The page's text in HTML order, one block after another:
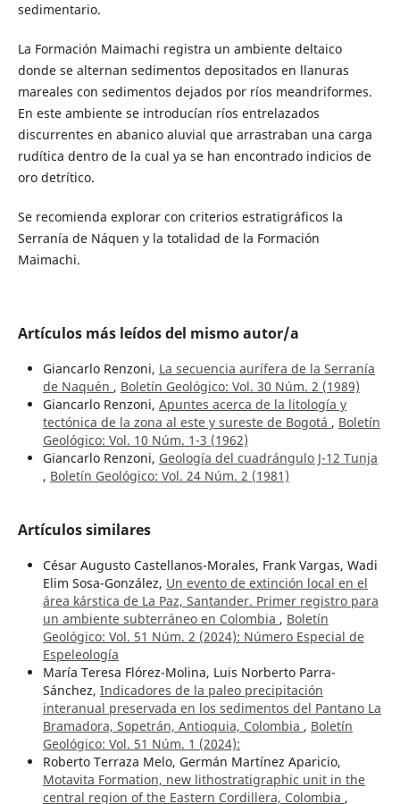
sedimentario.
La Formación Maimachi registra un ambiente deltaico
donde se alternan sedimentos depositados en llanuras
mareales con sedimentos dejados por ríos meandriformes.
En este ambiente se introducían ríos entrelazados
discurrentes en abanico aluvial que arrastraban una carga
rudítica dentro de la cual ya se han encontrado indicios de
oro detrítico.
Se recomienda explorar con criterios estratigráficos la
Serranía de Náquen y la totalidad de la Formación
Maimachi.
Artículos más leídos del mismo autor/a
Giancarlo Renzoni, La secuencia aurífera de la Serranía
de Naquén , Boletín Geológico: Vol. 30 Núm. 2 (1989)
Giancarlo Renzoni, Apuntes acerca de la litología y
tectónica de la zona al este y sureste de Bogotá , Boletín
Geológico: Vol. 10 Núm. 1-3 (1962)
Giancarlo Renzoni, Geología del cuadrángulo J-12 Tunja
, Boletín Geológico: Vol. 24 Núm. 2 (1981)
Artículos similares
César Augusto Castellanos-Morales, Frank Vargas, Wadi
Elim Sosa-González, Un evento de extinción local en el
área kárstica de La Paz, Santander. Primer registro para
un ambiente subterráneo en Colombia , Boletín
Geológico: Vol. 51 Núm. 2 (2024): Número Especial de
Espeleología
María Teresa Flórez-Molina, Luis Norberto Parra-
Sánchez, Indicadores de la paleo precipitación
interanual preservada en los sedimentos del Pantano La
Bramadora, Sopetrán, Antioquia, Colombia , Boletín
Geológico: Vol. 51 Núm. 1 (2024):
Roberto Terraza Melo, Germán Martínez Aparicio,
Motavita Formation, new lithostratigraphic unit in the
central region of the Eastern Cordillera, Colombia ,